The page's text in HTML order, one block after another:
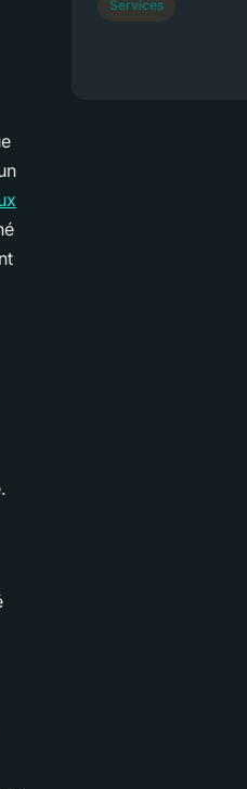
Services